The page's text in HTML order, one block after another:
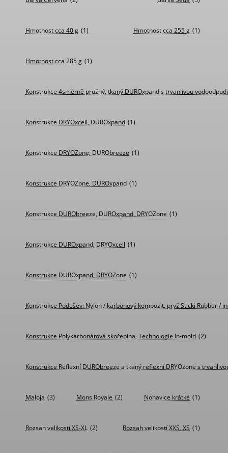
Hmotnost cca 40 g (1) Hmotnost cca 255 g (1)
Hmotnost cca 285 g (1)
Konstrukce 4směrně pružný, tkaný DUROxpand s trvanlivou
Konstrukce DRYOxcell, DUROxpand (1)
Konstrukce DRYOZone, DURObreeze (1)
Konstrukce DRYOZone, DUROxpand (1)
Konstrukce DURObreeze, DUROxpand, DRYOZone (1)
Konstrukce DUROxpand, DRYOxcell (1)
Konstrukce DUROxpand, DRYOZone (1)
Konstrukce Podešev: Nylon / karbonový kompozit, pryž Sticki Rubber
Konstrukce Polykarbonátová skořepina, Technologie In-mold (2)
Konstrukce Reflexní DURObreeze a tkaný reflexní DRYOzone s
Maloja (3) Mons Royale (2) Nohavice krátké (1)
Rozsah velikostí XS-XL (2) Rozsah velikostí XXS, XS (1)